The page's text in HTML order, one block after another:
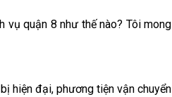
vụ quận 8 như thế nào? Tôi mong
hiện đại, phương tiện vận chuyển